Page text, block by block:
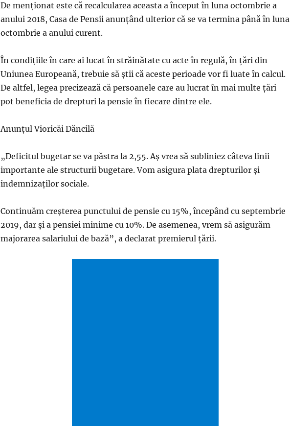
De menționat este că recalcularea aceasta a început în luna octombrie a
anului 2018, Casa de Pensii anunțând ulterior că se va termina până în luna
octombrie a anului curent.
În condițiile în care ai lucat în străinătate cu acte în regulă, în țări din
Uniunea Europeană, trebuie să știi că aceste perioade vor fi luate în calcul.
De altfel, legea precizează că persoanele care au lucrat în mai multe țări
pot beneficia de drepturi la pensie în fiecare dintre ele.
Anunțul Vioricăi Dăncilă
„Deficitul bugetar se va păstra la 2,55. Aș vrea să subliniez câteva linii
importante ale structurii bugetare. Vom asigura plata drepturilor și
indemnizaților sociale.
Continuăm creșterea punctului de pensie cu 15%, începând cu septembrie
2019, dar și a pensiei minime cu 10%. De asemenea, vrem să asigurăm
majorarea salariului de bază”, a declarat premierul țării.